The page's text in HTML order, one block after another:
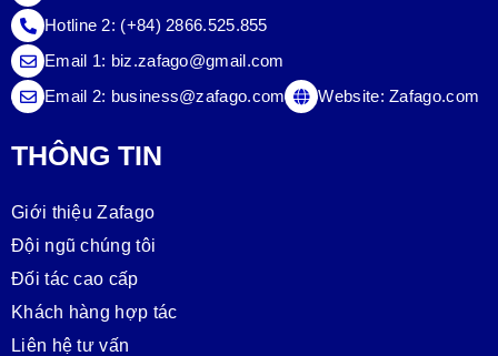
Hotline 2: (+84) 2866.525.855
Email 1: biz.zafago@gmail.com
Email 2: business@zafago.com Website:Zafago.com
THÔNG TIN
Giới thiệu Zafago
Đội ngũ chúng tôi
Đối tác cao cấp
Khách hàng hợp tác
Liên hệ tư vấn